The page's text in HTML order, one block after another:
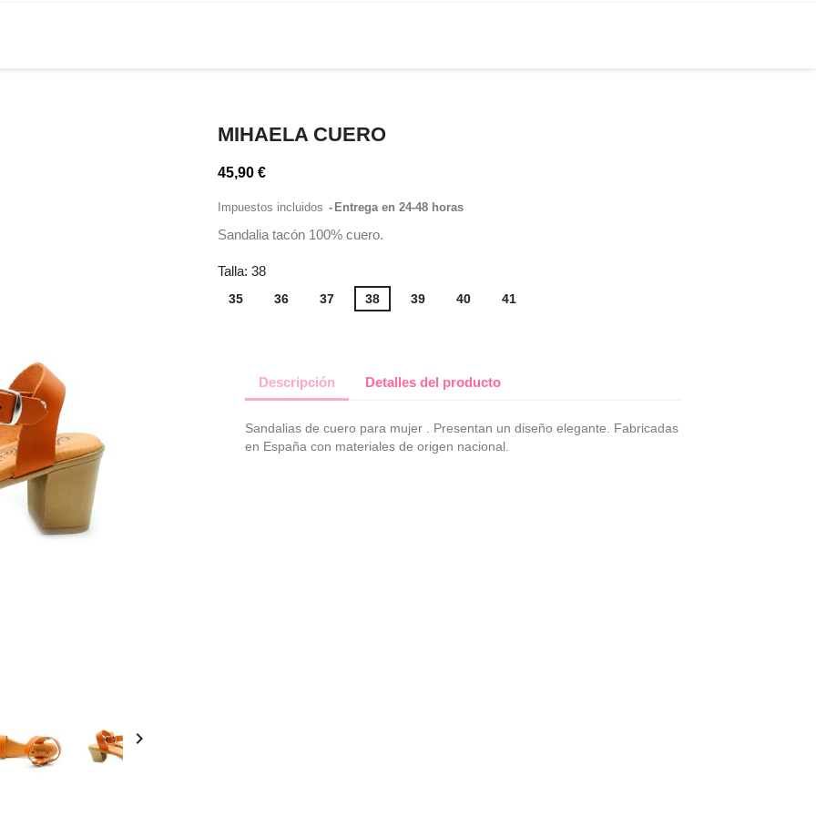

MIHAELA CUERO
45,90 €
Impuestos incluidos Entrega en 24-48 horas
Sandalia tacón 100% cuero.
Talla: 38
35 36 37 38 39 40 41
Descripción Detalles del producto
Sandalias de cuero para mujer . Presentan un diseño elegante. Fabricadas
en España con materiales de origen nacional.